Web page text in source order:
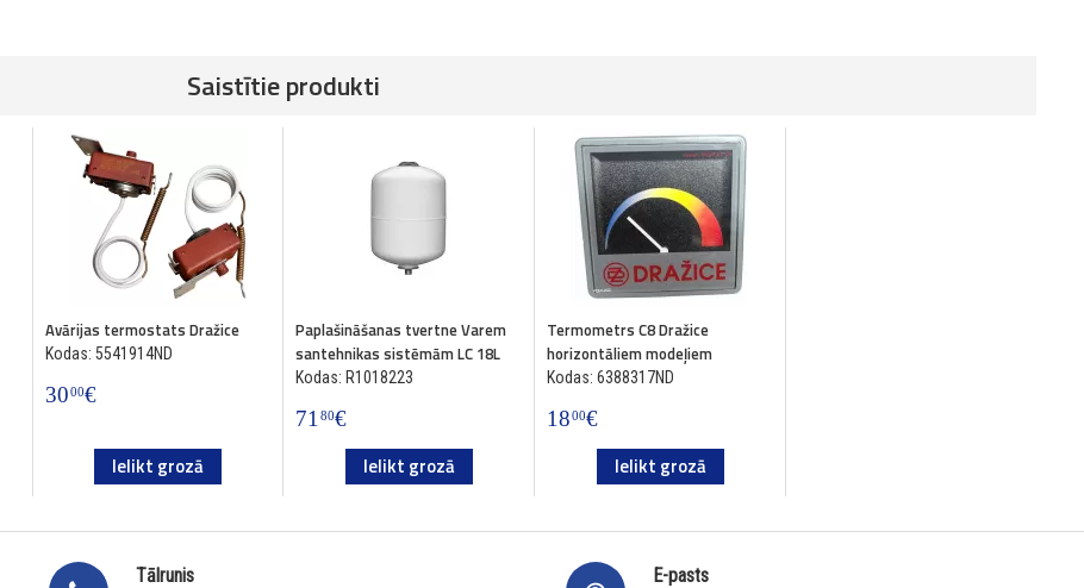
Saistītie produkti
Avārijas termostats Dražice
Kodas: 5541914ND
3000€
Ielikt grozā
Paplašināšanas tvertne Varem
santehnikas sistēmām LC 18L
Kodas: R1018223
71 80€
Ielikt grozā
Termometrs C8 Dražice
horizontāliem modeļiem
Kodas: 6388317ND
1800€
Ielikt grozā
Tālrunis E-pasts